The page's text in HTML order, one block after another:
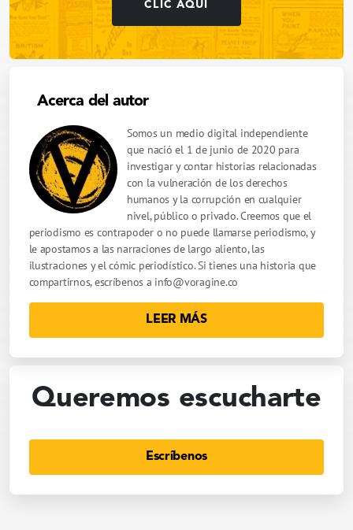
CLIC AQUÍ
Acerca del autor
Somos un medio digital independiente
que nació el 1 de junio de 2020 para
investigar y contar historias relacionadas
con la vulneración de los derechos
humanos y la corrupción en cualquier
nivel, público o privado. Creemos que el
periodismo es contrapoder o no puede llamarse periodismo, y
le apostamos a las narraciones de largo aliento, las
ilustraciones y el cómic periodístico. Si tienes una historia que
compartirnos, escríbenos a info@voragine.co
LEER MÁS
Queremos escucharte
Escríbenos